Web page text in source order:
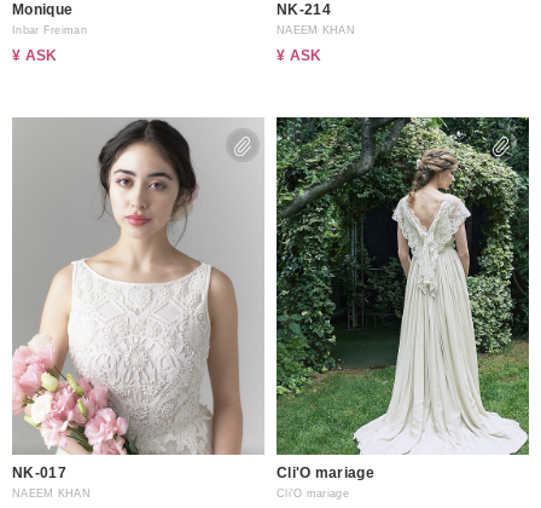
Monique
Inbar Freiman
¥ ASK
NK-214
NAEEM KHAN
¥ ASK
NK-017
NAEEM KHAN
Cli'O mariage
Cli'O mariage